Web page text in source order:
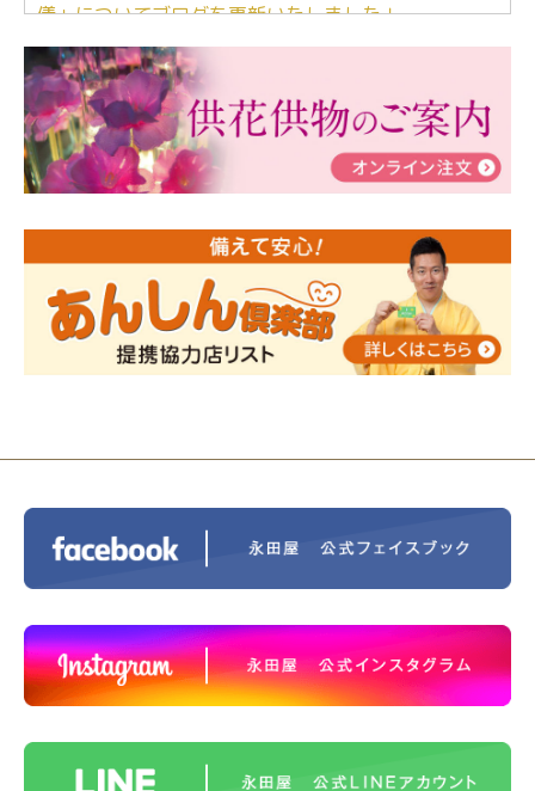
儀」についてブログを更新いたしました！
2024/03/06【終活なるほど教室】「マンガで学
ぶ！はじめてのお葬式」小さな家族葬ハウス®町田成
瀬 ご参加ありがとうございました！
2024/01/19令和6年能登半島地震災害の寄付のご報
告
人形供養 寄付のご報告
2023/12/16終活なるほど教室＠小さな家族葬ハウ
ス®上鶴間 エンディングノートを書いてみよう！
2023/11/29 永田屋創業110周年記念式典 レンブラ
ントホテル東京町田